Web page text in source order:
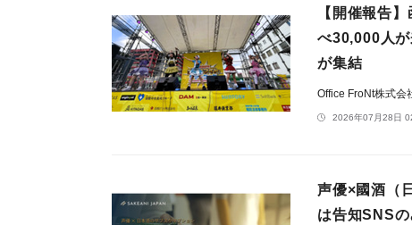
【開催報告
べ30,000人
が集結
Office FroNt株式会
2026年07月28日
声優×國酒（
は告知SNS